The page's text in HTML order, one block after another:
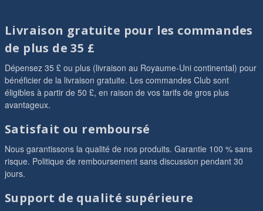
Livraison gratuite pour les commandes
de plus de 35 £
Dépensez 35 £ ou plus (livraison au Royaume-Uni continental) pour
bénéficier de la livraison gratuite. Les commandes Club sont
éligibles à partir de 50 £, en raison de vos tarifs de gros plus
avantageux.
Satisfait ou remboursé
Nous garantissons la qualité de nos produits. Garantie 100 % sans
risque. Politique de remboursement sans discussion pendant 30
jours.
Support de qualité supérieure